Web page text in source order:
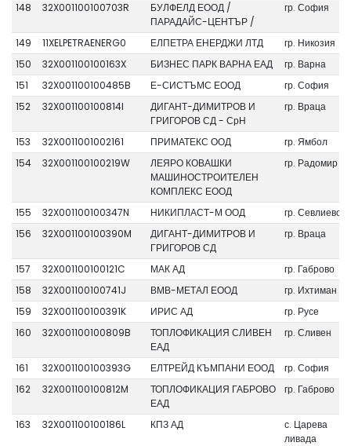
148 32X001100100703R
БУЛФЕЛД ЕООД /
ПАРАДАЙС-ЦЕНТЪР /
гр. София
149 11XELPETRAENERG0 ЕЛПЕТРА ЕНЕРДЖИ ЛТД
гр. Никозия
150
32X001100100163X БИЗНЕС ПАРК ВАРНА ЕАД
гр. Варна
151
32X001100100485B Е-СИСТЪМС ЕООД
гр. София
152
32X001100100814I
ДИГАНТ-ДИМИТРОВ И
ГРИГОРОВ СД - СрН
гр. Враца
153 32X0011001002161 ПРИМАТЕКС ООД
гр. Ямбол
154
32X001100100219W
ЛЕЯРО КОВАШКИ
МАШИНОСТРОИТЕЛЕН
КОМПЛЕКС ЕООД
гр. Радомир
155 32X001100100347N НИКИПЛАСТ-М ООД
гр. Севлиево
156
32X001100100390M
ДИГАНТ-ДИМИТРОВ И
ГРИГОРОВ СД
гр. Враца
157 32X001100100121C МАК АД
гр. Габрово
158
32X001100100741J ВМВ-МЕТАЛ ЕООД
гр. Ихтиман
159
32X001100100391K ИРИС АД
гр. Русе
160
32X001100100809B
ТОПЛОФИКАЦИЯ СЛИВЕН
ЕАД
гр. Сливен
161 32X001100100393G ЕЛТРЕЙД КЪМПАНИ ЕООД
гр. София
162
32X001100100812M
ТОПЛОФИКАЦИЯ ГАБРОВО
ЕАД
гр. Габрово
163 32X001100100186L КПЗ АД
с. Царева
ливада